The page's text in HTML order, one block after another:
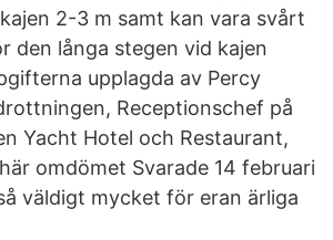
2-3 m samt kan vara svårt
den långa stegen vid kajen
upplagda av Percy
Receptionschef på
Yacht Hotel och Restaurant,
omdömet Svarade 14 februari
väldigt mycket för eran ärliga